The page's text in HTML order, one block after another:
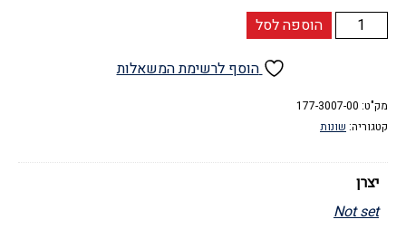
כמות
של
גר
טייפ
הוספה לסל
הוסף לרשימת המשאלות
מק"ט: 177-3007-00
קטגוריה: שונות
יצרן
Not set